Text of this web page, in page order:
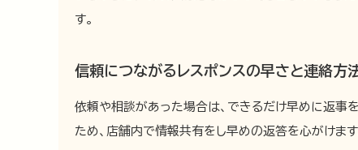
す。
信頼につながるレスポンスの早さと連絡方
依頼や相談があった場合は、できるだけ早めに返事
ため、店舗内で情報共有をし早めの返答を心がけます